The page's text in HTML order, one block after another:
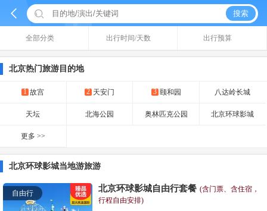
  搜索
全部分类 出行时间/天数 出行预算
北京热门旅游目的地
1 故宫 2 天安门 3 颐和园 八达岭长城
天坛 北海公园 奥林匹克公园 北京环球影城
更多 >>
北京环球影城当地游旅游
自由行 北京环球影城自由行套餐 (含门票、含住宿，
行程自由安排)